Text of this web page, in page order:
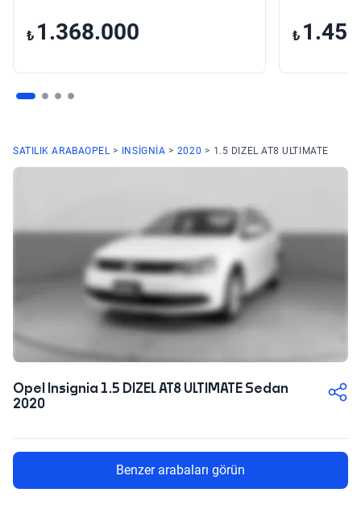
₺ 1.368.000 ₺
SATILIK ARABAOPEL INSIGNIA 2020 1.5 DIZEL AT8 ULTIMATE
Opel Insignia 1.5 DIZEL AT8 ULTIMATE Sedan
2020
Benzer arabaları görün